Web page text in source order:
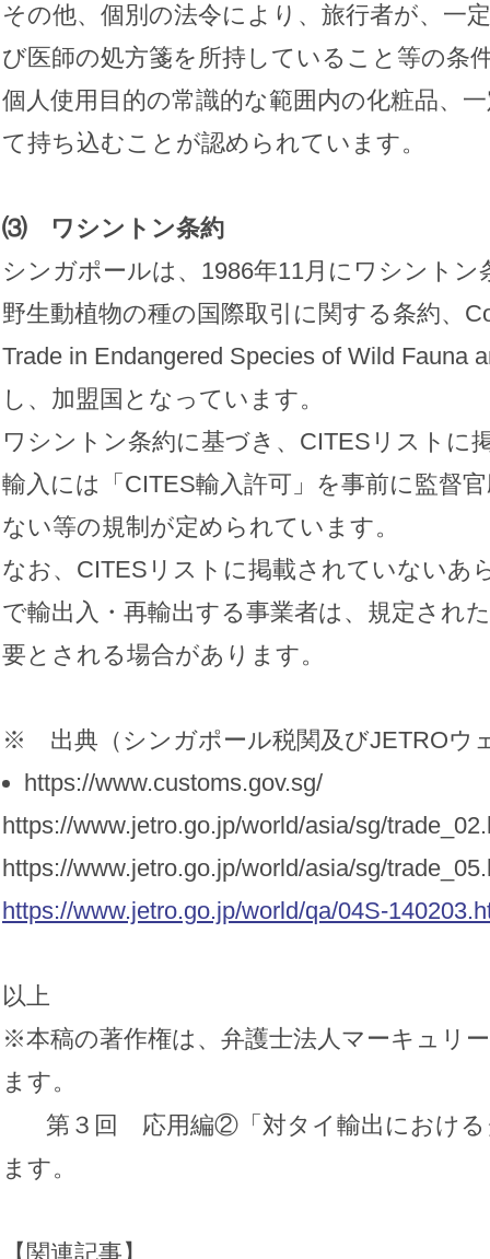
その他、個別の法令により、旅行者が、一
び医師の処方箋を所持していること等の条
個人使用目的の常識的な範囲内の化粧品、
て持ち込むことが認められています。
⑶ ワシントン条約
シンガポールは、1986年11月にワシント
野生動植物の種の国際取引に関する条約、
Trade in Endangered Species of Wild Fauna
し、加盟国となっています。
ワシントン条約に基づき、CITESリストに
輸入には「CITES輸入許可」を事前に監督
ない等の規制が定められています。
なお、CITESリストに掲載されていないあ
で輸出入・再輸出する事業者は、規定され
要とされる場合があります。
※ 出典（シンガポール税関及びJETROウ
https://www.customs.gov.sg/
https://www.jetro.go.jp/world/asia/sg/
https://www.jetro.go.jp/world/asia/sg/
https://www.jetro.go.jp/world/qa/04S-
以上
※本稿の著作権は、弁護士法人マーキュリ
ます。
第３回 応用編②「対タイ輸出における
ます。
【関連記事】